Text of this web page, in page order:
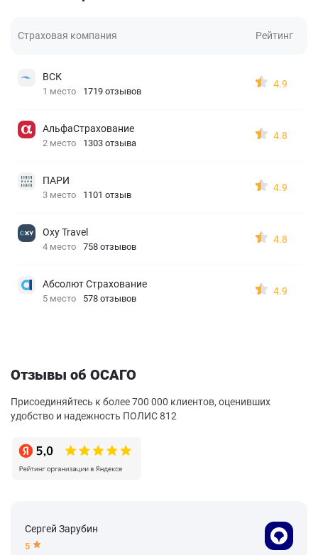
Страховая компания Рейтинг
ВСК
1 место 1719 отзывов
4.9
АльфаСтрахование
2 место 1303 отзыва
4.8
ПАРИ
3 место 1101 отзыв
4.9
Oxy Travel
4 место 758 отзывов
4.8
Абсолют Страхование
5 место 578 отзывов
4.9
Отзывы об ОСАГО
Присоединяйтесь к более 700 000 клиентов, оценивших
удобство и надежность ПОЛИС 812
Сергей Зарубин
5